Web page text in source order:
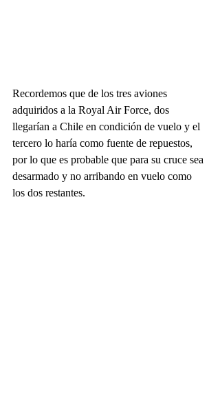
Recordemos que de los tres aviones
adquiridos a la Royal Air Force, dos
llegarían a Chile en condición de vuelo y el
tercero lo haría como fuente de repuestos,
por lo que es probable que para su cruce sea
desarmado y no arribando en vuelo como
los dos restantes.